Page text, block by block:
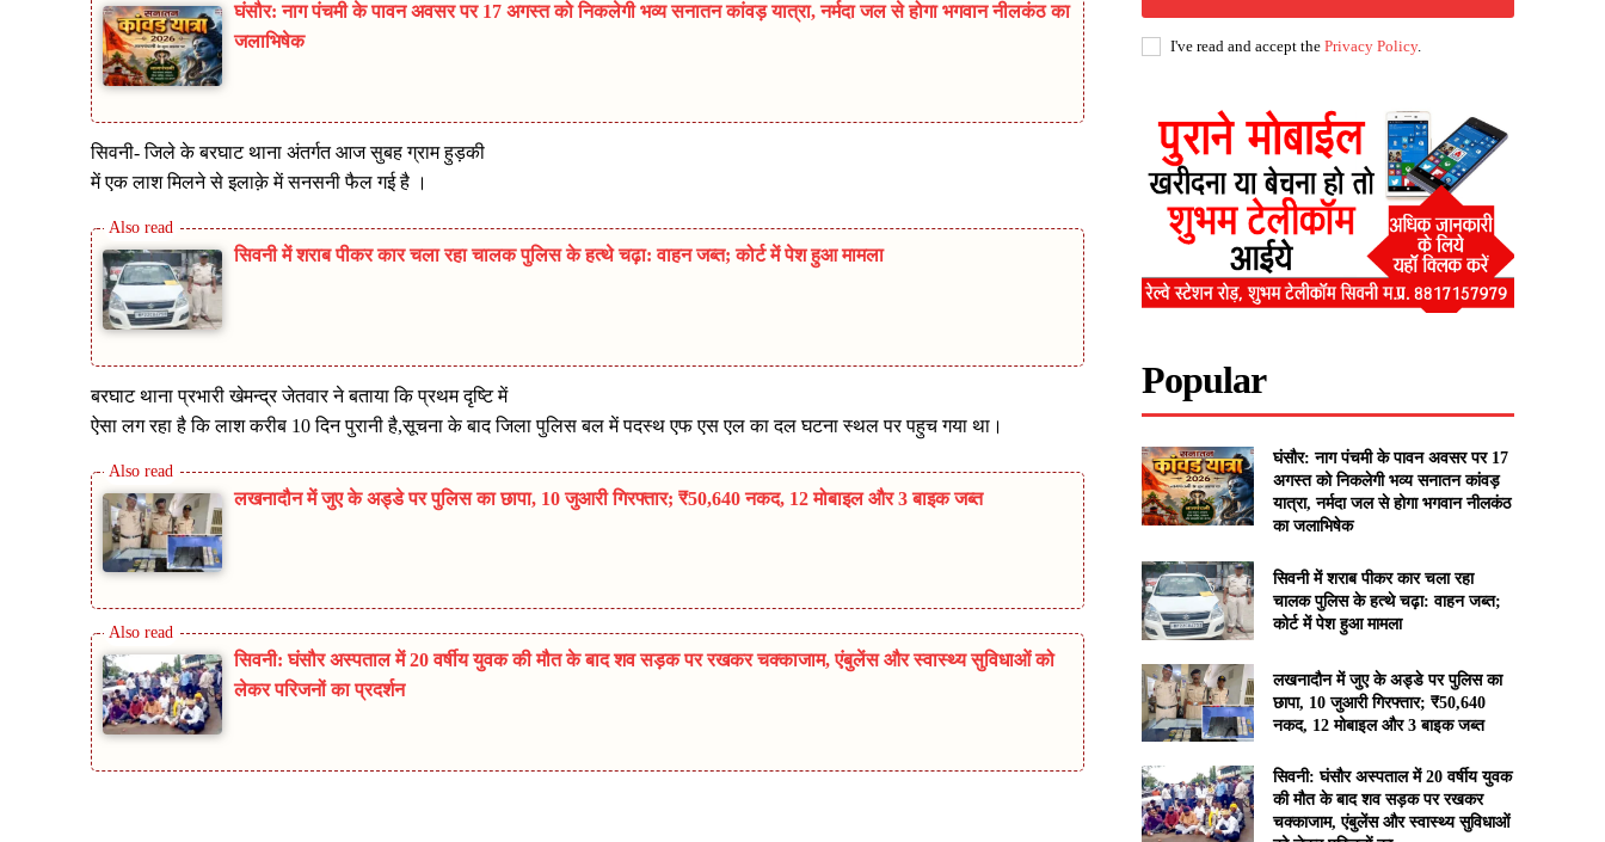
घंसौर: नाग पंचमी के पावन अवसर पर 17 अगस्त को निकलेगी भव्य सनातन कांवड़ यात्रा, नर्मदा जल से होगा भगवान नीलकंठ का
जलाभिषेक
सिवनी- जिले के बरघाट थाना अंतर्गत आज सुबह ग्राम हुड़की
में एक लाश मिलने से इलाक़े में सनसनी फैल गई है ।
सिवनी में शराब पीकर कार चला रहा चालक पुलिस के हत्थे चढ़ा: वाहन जब्त; कोर्ट में पेश हुआ मामला
बरघाट थाना प्रभारी खेमन्द्र जेतवार ने बताया कि प्रथम दृष्टि में
ऐसा लग रहा है कि लाश करीब 10 दिन पुरानी है,सूचना के बाद जिला पुलिस बल में पदस्थ एफ एस एल का दल घटना स्थल पर पहुच गया था।
लखनादौन में जुए के अड्डे पर पुलिस का छापा, 10 जुआरी गिरफ्तार; ₹50,640 नकद, 12 मोबाइल और 3 बाइक जब्त
सिवनी: घंसौर अस्पताल में 20 वर्षीय युवक की मौत के बाद शव सड़क पर रखकर चक्काजाम, एंबुलेंस और स्वास्थ्य सुविधाओं को
लेकर परिजनों का प्रदर्शन
I've read and accept thePrivacy Policy.
Popular
घंसौर: नाग पंचमी के पावन अवसर पर 17
अगस्त को निकलेगी भव्य सनातन कांवड़
यात्रा, नर्मदा जल से होगा भगवान नीलकंठ
का जलाभिषेक
सिवनी में शराब पीकर कार चला रहा
चालक पुलिस के हत्थे चढ़ा: वाहन जब्त;
कोर्ट में पेश हुआ मामला
लखनादौन में जुए के अड्डे पर पुलिस का
छापा, 10 जुआरी गिरफ्तार; ₹50,640
नकद, 12 मोबाइल और 3 बाइक जब्त
सिवनी: घंसौर अस्पताल में 20 वर्षीय युवक
की मौत के बाद शव सड़क पर रखकर
चक्काजाम, एंबुलेंस और स्वास्थ्य सुविधाओं